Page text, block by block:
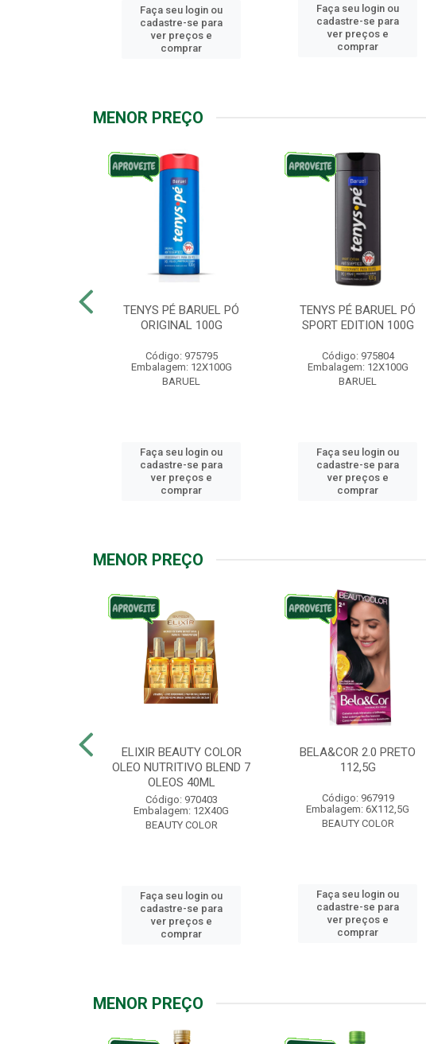
Faça seu login ou
cadastre-se para
ver preços e
comprar
Faça seu login ou
cadastre-se para
ver preços e
comprar
MENOR PREÇO
TENYS PÉ BARUEL PÓ
ORIGINAL 100G
Código: 975795
Embalagem: 12X100G
BARUEL
Faça seu login ou
cadastre-se para
ver preços e
comprar
TENYS PÉ BARUEL PÓ
SPORT EDITION 100G
Código: 975804
Embalagem: 12X100G
BARUEL
Faça seu login ou
cadastre-se para
ver preços e
comprar
MENOR PREÇO
ELIXIR BEAUTY COLOR
OLEO NUTRITIVO BLEND 7
OLEOS 40ML
Código: 970403
Embalagem: 12X40G
BEAUTY COLOR
Faça seu login ou
cadastre-se para
ver preços e
comprar
BELA&COR 2.0 PRETO
112,5G
Código: 967919
Embalagem: 6X112,5G
BEAUTY COLOR
Faça seu login ou
cadastre-se para
ver preços e
comprar
MENOR PREÇO